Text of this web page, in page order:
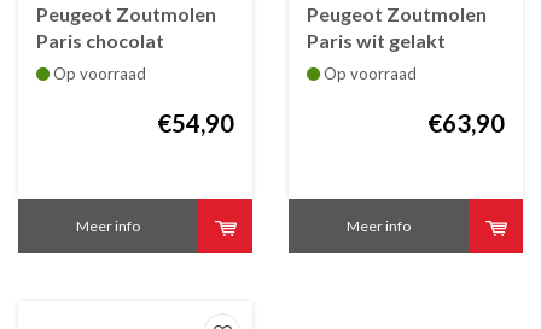
Peugeot Zoutmolen
Paris chocolat
U'Select 22 cm
Op voorraad
€54,90
Meer info
Peugeot Zoutmolen
Paris wit gelakt
U'Select 22 cm
Op voorraad
€63,90
Meer info